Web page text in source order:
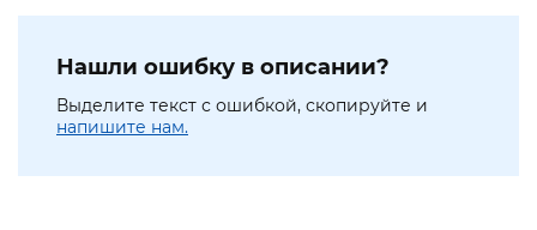
Нашли ошибку в описании?
Выделите текст с ошибкой, скопируйте и
напишите нам.